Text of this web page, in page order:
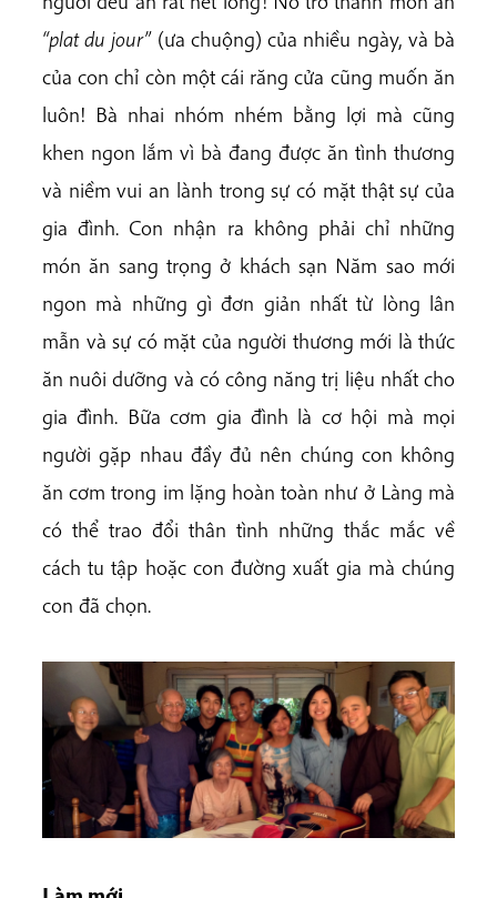
“plat du jour” (ưa chuộng) của nhiều ngày, và bà
của con chỉ còn một cái răng cửa cũng muốn ăn
luôn! Bà nhai nhóm nhém bằng lợi mà cũng
khen ngon lắm vì bà đang được ăn tình thương
và niềm vui an lành trong sự có mặt thật sự của
gia đình. Con nhận ra không phải chỉ những
món ăn sang trọng ở khách sạn Năm sao mới
ngon mà những gì đơn giản nhất từ lòng lân
mẫn và sự có mặt của người thương mới là thức
ăn nuôi dưỡng và có công năng trị liệu nhất cho
gia đình. Bữa cơm gia đình là cơ hội mà mọi
người gặp nhau đầy đủ nên chúng con không
ăn cơm trong im lặng hoàn toàn như ở Làng mà
có thể trao đổi thân tình những thắc mắc về
cách tu tập hoặc con đường xuất gia mà chúng
con đã chọn.